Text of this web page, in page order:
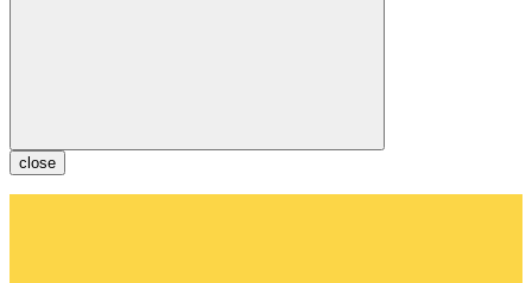
close